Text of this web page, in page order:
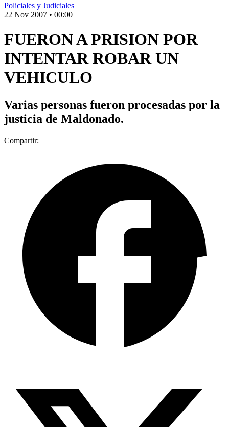
Policiales y Judiciales
22 Nov 2007 • 00:00
FUERON A PRISION POR
INTENTAR ROBAR UN
VEHICULO
Varias personas fueron procesadas por la
justicia de Maldonado.
Compartir: